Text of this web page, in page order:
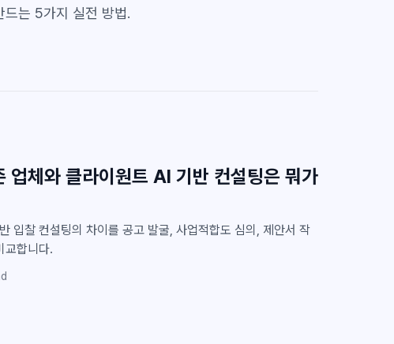
드는 5가지 실전 방법.
업체와 클라이원트 AI 기반 컨설팅은 뭐가
입찰 컨설팅의 차이를 공고 발굴, 사업적합도 심의, 제안서 작
교합니다.